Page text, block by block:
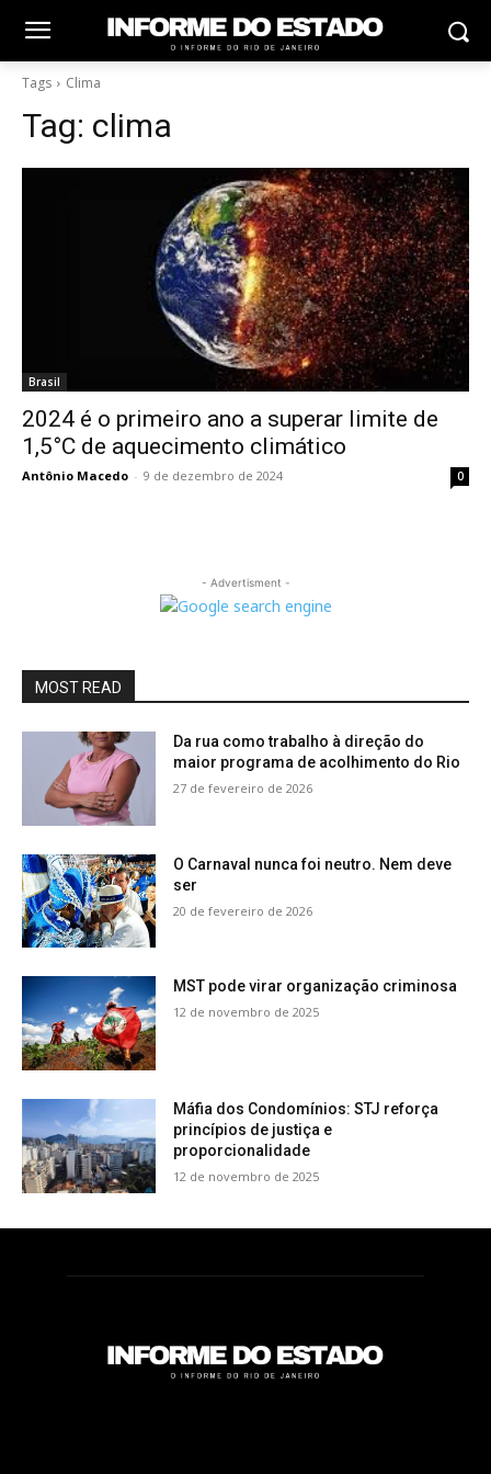
Tags Clima
Tag: clima
Brasil
2024 é o primeiro ano a superar limite de
1,5°C de aquecimento climático
Antônio Macedo - 9 de dezembro de 2024 0
- Advertisment -
MOST READ
Da rua como trabalho à direção do
maior programa de acolhimento do Rio
27 de fevereiro de 2026
O Carnaval nunca foi neutro. Nem deve
ser
20 de fevereiro de 2026
MST pode virar organização criminosa
12 de novembro de 2025
Máfia dos Condomínios: STJ reforça
princípios de justiça e
proporcionalidade
12 de novembro de 2025